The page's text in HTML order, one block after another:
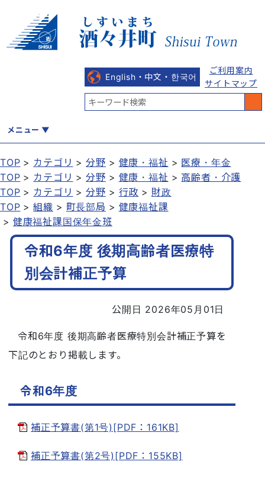
English・中文・한국어
ご利用案内
サイトマップ
メニュー
くらし 健康・福祉 教育・文化 観光・魅力 産業・しごと
行政 まちづくり 防災
TOP カテゴリ 分野 健康・福祉
医療・年金
TOP
カテゴリ 分野 健康・福祉
高齢者・介護
TOP
カテゴリ 分野 行政
財政
TOP
組織 町長部局
健康福祉課
健康福祉課国保年金班
令和6年度 後期高齢者医療特
別会計補正予算
公開日 2026年05月01日
令和6年度 後期高齢者医療特別会計補正予算を
下記のとおり掲載します。
令和6年度
補正予算書(第1号)[PDF：161KB]
補正予算書(第2号)[PDF：155KB]